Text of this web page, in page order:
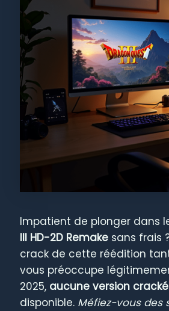
Impatient de plonger dans
III HD-2D Remake sans frais
crack de cette réédition
vous préoccupe
2025, aucune version
disponible. Méfiez-vous des